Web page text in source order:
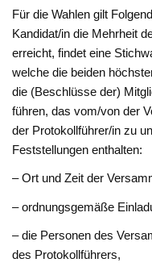
Für die Wahlen gilt
Kandidat/in die Mehrheit
erreicht, findet eine
welche die beiden
die (Beschlüsse der)
führen, das vom/von der
der Protokollführer/in zu
Feststellungen enthalten:
– Ort und Zeit der
– ordnungsgemäße
– die Personen des
des Protokollführers,